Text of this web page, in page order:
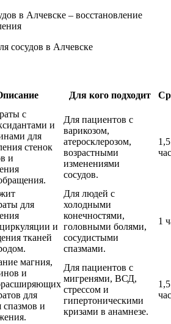
сосудов в Алчевске
Для кого подходит
с
и
для
стенок
и
Для пациентов с
варикозом,
атеросклерозом,
возрастными
изменениями
сосудов.
1,5
для
и
тканей
Для людей с
холодными
конечностями,
головными болями,
сосудистыми
спазмами.
1
магния,
и
для
спазмов и
Для пациентов с
мигренями, ВСД,
стрессом и
гипертоническими
кризами в анамнезе.
1,5